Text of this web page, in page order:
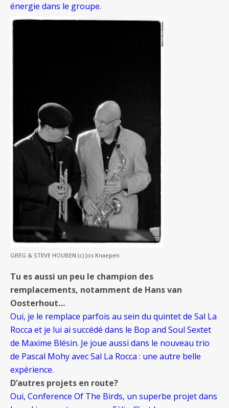
énergie dans le groupe.
GREG & STEVE HOUBEN (c) Jos Knaepen
Tu es aussi un peu le champion des
remplacements, notamment de Hans van
Oosterhout…
Oui, je le remplace parfois au sein du quintet de Sal La
Rocca et je lui ai succédé dans le Bop and Soul Sextet
de Maxime Blésin. Je joue aussi dans le nouveau trio
de Pascal Mohy avec Sal La Rocca : une autre belle
expérience.
D’autres projets en route?
Oui, Conference Of The Birds, un superbe projet dans